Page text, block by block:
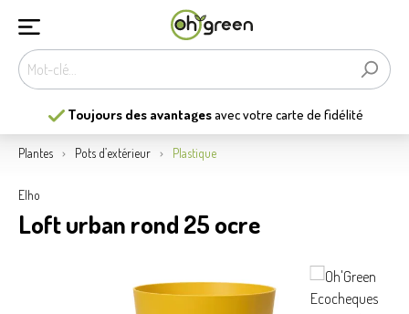
Toujours des avantagesavec votre carte de fidélité
Plantes Pots d’extérieur Plastique
Elho
Loft urban rond 25 ocre